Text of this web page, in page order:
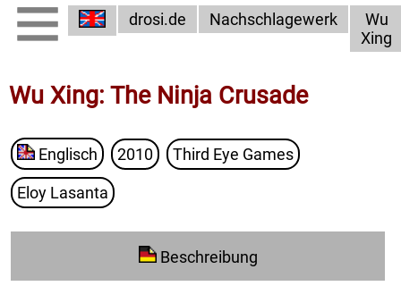
drosi.de Nachschlagewerk
Wu
Xing
Wu Xing: The Ninja Crusade
Englisch 2010 Third Eye Games
Eloy Lasanta
Beschreibung